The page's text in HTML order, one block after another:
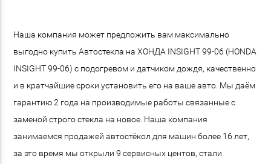
Наша компания может предложить вам максимально
выгодно купить Автостекла на ХОНДА INSIGHT 99-06 (HONDA
INSIGHT 99-06) с подогревом и датчиком дождя, качественно
и в кратчайшие сроки установить его на ваше авто. Мы даём
гарантию 2 года на производимые работы связанные с
заменой строго стекла на новое. Наша компания
занимаемся продажей автостёкол для машин более 16 лет,
за это время мы открыли 9 сервисных центов, стали